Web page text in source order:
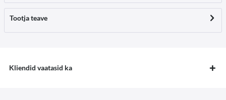
Tootja teave
Kliendid vaatasid ka